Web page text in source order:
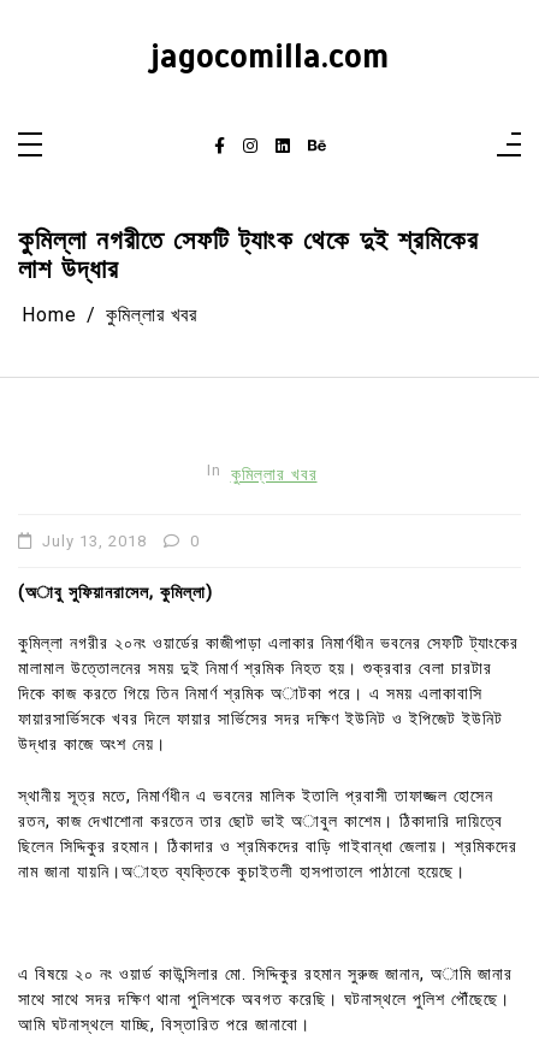
jagocomilla.com
কুমিল্লা নগরীতে সেফটি ট্যাংক থেকে দুই শ্রমিকের
লাশ উদ্ধার
Home কুমিল্লার খবর
In কুমিল্লার খবর
July 13, 2018 0
(অাবু সুফিয়ানরাসেল, কুমিল্লা)
কুমিল্লা নগরীর ২০নং ওয়ার্ডের কাজীপাড়া এলাকার নিমার্ণধীন ভবনের সেফটি ট্যাংকের
মালামাল উত্তোলনের সময় দুই নিমার্ণ শ্রমিক নিহত হয়। শুক্রবার বেলা চারটার
দিকে কাজ করতে গিয়ে তিন নিমার্ণ শ্রমিক অাটকা পরে। এ সময় এলাকাবাসি
ফায়ারসার্ভিসকে খবর দিলে ফায়ার সার্ভিসের সদর দক্ষিণ ইউনিট ও ইপিজেট ইউনিট
উদ্ধার কাজে অংশ নেয়।
স্থানীয় সূত্র মতে, নিমার্ণধীন এ ভবনের মালিক ইতালি প্রবাসী তাফাজ্জল হোসেন
রতন, কাজ দেখাশোনা করতেন তার ছোট ভাই অাবুল কাশেম। ঠিকাদারি দায়িত্বে
ছিলেন সিদ্দিকুর রহমান। ঠিকাদার ও শ্রমিকদের বাড়ি গাইবান্ধা জেলায়। শ্রমিকদের
নাম জানা যায়নি।অাহত ব্যক্তিকে কুচাইতলী হাসপাতালে পাঠানো হয়েছে।
এ বিষয়ে ২০ নং ওয়ার্ড কাউন্সিলার মো. সিদ্দিকুর রহমান সুরুজ জানান, অামি জানার
সাথে সাথে সদর দক্ষিণ থানা পুলিশকে অবগত করেছি। ঘটনাস্থলে পুলিশ পৌঁছেছে।
আমি ঘটনাস্থলে যাচ্ছি, বিস্তারিত পরে জানাবো।